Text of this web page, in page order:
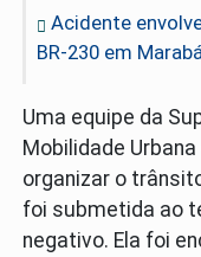
Acidente
BR-230 em Marabá
Uma equipe da
Mobilidade
organizar o
foi submetida ao
negativo. Ela foi